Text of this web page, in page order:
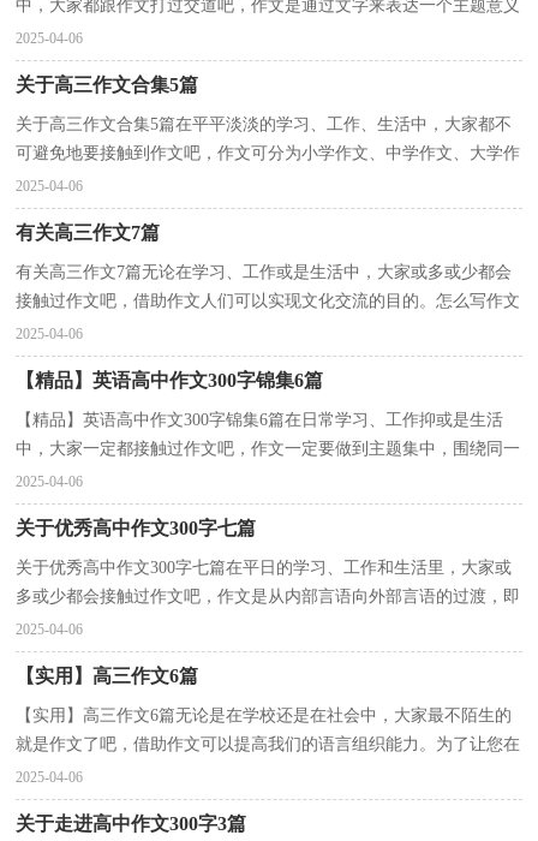
中，大家都跟作文打过交道吧，作文是通过文字来表达一个主题意义
的记叙方法。那么你知道一篇好的作文该怎么写吗？下...
2025-04-06
关于高三作文合集5篇
关于高三作文合集5篇在平平淡淡的学习、工作、生活中，大家都不
可避免地要接触到作文吧，作文可分为小学作文、中学作文、大学作
文（论文）。那么问题来了，到底应如何写一篇优秀的作...
2025-04-06
有关高三作文7篇
有关高三作文7篇无论在学习、工作或是生活中，大家或多或少都会
接触过作文吧，借助作文人们可以实现文化交流的目的。怎么写作文
才能避免踩雷呢？下面是小编帮大家整理的高三作文7...
2025-04-06
【精品】英语高中作文300字锦集6篇
【精品】英语高中作文300字锦集6篇在日常学习、工作抑或是生活
中，大家一定都接触过作文吧，作文一定要做到主题集中，围绕同一
主题作深入阐述，切忌东拉西扯，主题涣散甚至无主题。那...
2025-04-06
关于优秀高中作文300字七篇
关于优秀高中作文300字七篇在平日的学习、工作和生活里，大家或
多或少都会接触过作文吧，作文是从内部言语向外部言语的过渡，即
从经过压缩的简要的、自己能明白的语言，向开展的、...
2025-04-06
【实用】高三作文6篇
【实用】高三作文6篇无论是在学校还是在社会中，大家最不陌生的
就是作文了吧，借助作文可以提高我们的语言组织能力。为了让您在
写作文时更加简单方便，以下是小编为大家收集的高...
2025-04-06
关于走进高中作文300字3篇